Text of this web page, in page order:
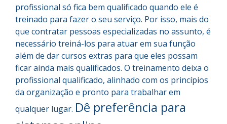
profissional só fica bem qualificado quando ele é
treinado para fazer o seu serviço. Por isso, mais do
que contratar pessoas especializadas no assunto, é
necessário treiná-los para atuar em sua função
além de dar cursos extras para que eles possam
ficar ainda mais qualificados. O treinamento deixa o
profissional qualificado, alinhado com os princípios
da organização e pronto para trabalhar em
qualquer lugar. Dê preferência para